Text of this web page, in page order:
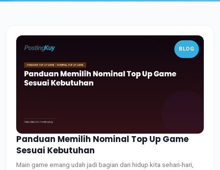
BLOG
Panduan Memilih Nominal Top Up Game
Sesuai Kebutuhan
Main game emang udah jadi bagian dari hidup kita sehari-hari,